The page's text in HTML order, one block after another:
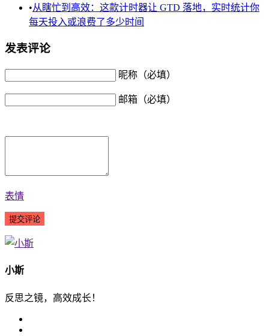
•从瞎忙到高效：这款计时器让 GTD 落地，实时统计你
每天投入或浪费了多少时间
发表评论
昵称（必填）
邮箱（必填）
表情
小斯
反思之镜，高效成长！